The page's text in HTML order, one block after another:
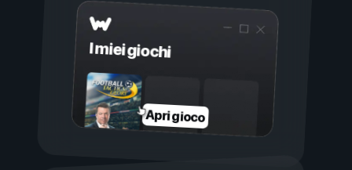
I miei giochi
Apri gioco